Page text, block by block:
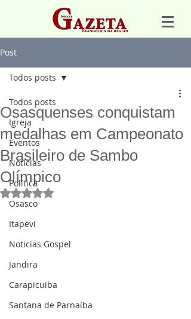
Post
Todos posts
Igreja
Eventos
Notícias
Política
Osasco
Itapevi
Noticias Gospel
Jandira
Carapicuiba
Santana de Parnaíba
Todos posts
Osasquenses conquistam
medalhas em Campeonato
Brasileiro de Sambo
Olímpico
Avaliado com NaN de 5 estrelas.